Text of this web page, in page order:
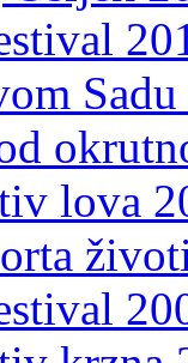
Sadu
lova